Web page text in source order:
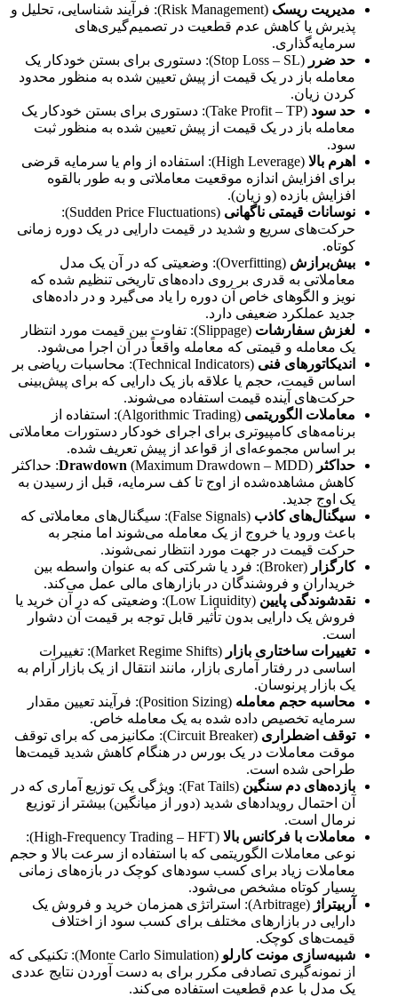
مدیریت ریسک
(Risk Management): فرآیند شناسایی، تحلیل و
پذیرش یا کاهش عدم قطعیت در تصمیم‌گیری‌های
سرمایه‌گذاری.
حد ضرر
(Stop Loss – SL): دستوری برای بستن خودکار یک
معامله باز در یک قیمت از پیش تعیین شده به منظور محدود
کردن زیان.
حد سود
(Take Profit – TP): دستوری برای بستن خودکار یک
معامله باز در یک قیمت از پیش تعیین شده به منظور ثبت
سود.
اهرم بالا
(High Leverage): استفاده از وام یا سرمایه قرضی
برای افزایش اندازه موقعیت معاملاتی و به طور بالقوه
افزایش بازده (و زیان).
نوسانات قیمتی ناگهانی
(Sudden Price Fluctuations):
حرکت‌های سریع و شدید در قیمت دارایی در یک دوره زمانی
کوتاه.
بیش‌برازش
(Overfitting): وضعیتی که در آن یک مدل
معاملاتی به قدری بر روی داده‌های تاریخی تنظیم شده که
نویز و الگوهای خاص آن دوره را یاد می‌گیرد و در داده‌های
جدید عملکرد ضعیفی دارد.
لغزش سفارشات
(Slippage): تفاوت بین قیمت مورد انتظار
یک معامله و قیمتی که معامله واقعاً در آن اجرا می‌شود.
اندیکاتورهای فنی
(Technical Indicators): محاسبات ریاضی بر
اساس قیمت، حجم یا علاقه باز یک دارایی که برای پیش‌بینی
حرکت‌های آینده قیمت استفاده می‌شوند.
معاملات الگوریتمی
(Algorithmic Trading): استفاده از
برنامه‌های کامپیوتری برای اجرای خودکار دستورات معاملاتی
بر اساس مجموعه‌ای از قواعد از پیش تعریف شده.
حداکثر Drawdown
(Maximum Drawdown – MDD): حداکثر
کاهش مشاهده‌شده از اوج تا کف سرمایه، قبل از رسیدن به
یک اوج جدید.
سیگنال‌های کاذب
(False Signals): سیگنال‌های معاملاتی که
باعث ورود یا خروج از یک معامله می‌شوند اما منجر به
حرکت قیمت در جهت مورد انتظار نمی‌شوند.
کارگزار
(Broker): فرد یا شرکتی که به عنوان واسطه بین
خریداران و فروشندگان در بازارهای مالی عمل می‌کند.
نقدشوندگی پایین
(Low Liquidity): وضعیتی که در آن خرید یا
فروش یک دارایی بدون تأثیر قابل توجه بر قیمت آن دشوار
است.
تغییرات ساختاری بازار
(Market Regime Shifts): تغییرات
اساسی در رفتار آماری بازار، مانند انتقال از یک بازار آرام به
یک بازار پرنوسان.
محاسبه حجم معامله
(Position Sizing): فرآیند تعیین مقدار
سرمایه تخصیص داده شده به یک معامله خاص.
توقف اضطراری
(Circuit Breaker): مکانیزمی که برای توقف
موقت معاملات در یک بورس در هنگام کاهش شدید قیمت‌ها
طراحی شده است.
بازده‌های دم سنگین
(Fat Tails): ویژگی یک توزیع آماری که در
آن احتمال رویدادهای شدید (دور از میانگین) بیشتر از توزیع
نرمال است.
معاملات با فرکانس بالا
(High-Frequency Trading – HFT):
نوعی معاملات الگوریتمی که با استفاده از سرعت بالا و حجم
معاملات زیاد برای کسب سودهای کوچک در بازه‌های زمانی
بسیار کوتاه مشخص می‌شود.
آربیتراژ
(Arbitrage): استراتژی همزمان خرید و فروش یک
دارایی در بازارهای مختلف برای کسب سود از اختلاف
قیمت‌های کوچک.
شبیه‌سازی مونت کارلو
(Monte Carlo Simulation): تکنیکی که
از نمونه‌گیری تصادفی مکرر برای به دست آوردن نتایج عددی
یک مدل با عدم قطعیت استفاده می‌کند.